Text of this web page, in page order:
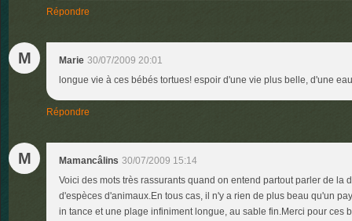
Répondre
M Marie 30/07/2009 20:01
longue vie à ces bébés tortues! espoir d'une vie plus belle, d'une
Répondre
M Mamancâlins 30/07/2009 15:14
Voici des mots très rassurants quand on entend partout parler de la
d'espèces d'animaux.En tous cas, il n'y a rien de plus beau qu'un
in tance et une plage infiniment longue, au sable fin.Merci pour ces